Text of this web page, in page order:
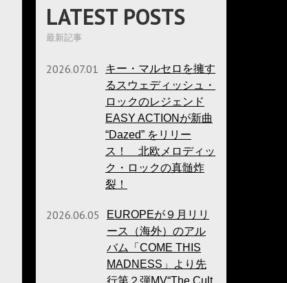
LATEST POSTS
最新記事
2026.07.01
キー・マルセロを擁す
るスウェディッシュ・
ロックのレジェンド
EASY ACTIONが新曲
“Dazed” をリリー
ス！ 北欧メロディッ
ク・ロックの真髄炸
裂！
2026.06.05
EUROPEが９月リリ
ース（海外）のアル
バム「COME THIS
MADNESS」より先
行第２弾MV“The Cult